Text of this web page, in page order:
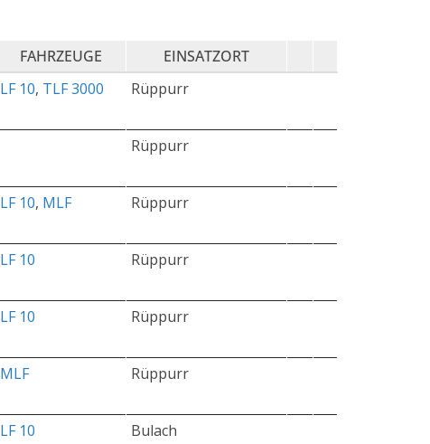
FAHRZEUGE
EINSATZORT
LF 10, TLF 3000 Rüppurr
Rüppurr
LF 10, MLF Rüppurr
LF 10 Rüppurr
LF 10 Rüppurr
MLF Rüppurr
LF 10 Bulach